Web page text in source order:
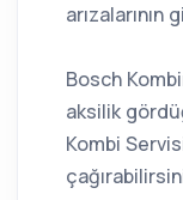
Bosch
aksilik
Kombi